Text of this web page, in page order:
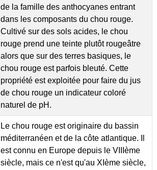
de la famille des anthocyanes entrant
dans les composants du chou rouge.
Cultivé sur des sols acides, le chou
rouge prend une teinte plutôt rougeâtre
alors que sur des terres basiques, le
chou rouge est parfois bleuté. Cette
propriété est exploitée pour faire du jus
de chou rouge un indicateur coloré
naturel de pH.
Le chou rouge est originaire du bassin
méditerranéen et de la côte atlantique. Il
est connu en Europe depuis le VIIIème
siècle, mais ce n'est qu'au XIème siècle,